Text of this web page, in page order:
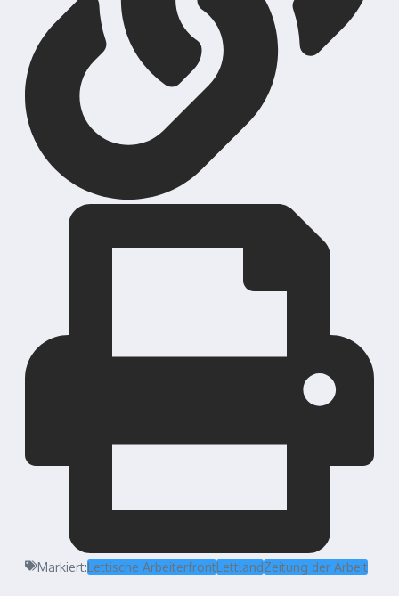
Markiert:Lettische ArbeiterfrontLettlandZeitung der Arbeit